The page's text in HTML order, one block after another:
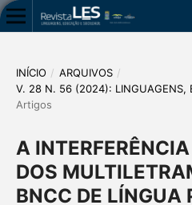
INÍCIO / ARQUIVOS /
V. 28 N. 56 (2024): LINGUAGENS,
Artigos
A
DOS
BNCC DE LÍNGUA